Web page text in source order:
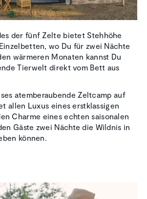
der fünf Zelte bietet Stehhöhe
wo Du für zwei Nächte
wärmeren Monaten kannst Du
Tierwelt direkt vom Bett aus
atemberaubende Zeltcamp auf
allen Luxus eines erstklassigen
Charme eines echten saisonalen
Gäste zwei Nächte die Wildnis in
können.